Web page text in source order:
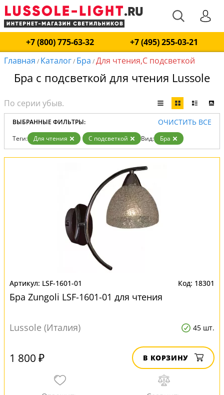
+7 (800) 775-63-32
+7 (495) 255-03-21
Главная / Каталог/ Бра /Для чтения,С подсветкой
Бра с подсветкой для чтения Lussole
ВЫБРАННЫЕ ФИЛЬТРЫ: ОЧИСТИТЬ ВСЕ
Теги: Для чтения С подсветкой Вид: Бра
LSF-1601-01 18301
Бра Zungoli LSF-1601-01 для чтения
Lussole (Италия) 45 шт.
1 800 ₽ В КОРЗИНУ